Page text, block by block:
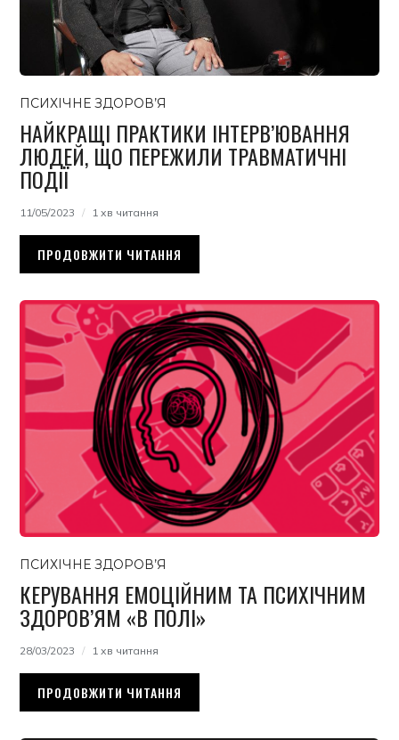
ПСИХІЧНЕ ЗДОРОВ’Я
НАЙКРАЩІ ПРАКТИКИ ІНТЕРВ’ЮВАННЯ
ЛЮДЕЙ, ЩО ПЕРЕЖИЛИ ТРАВМАТИЧНІ
ПОДІЇ
11/05/2023 1 хв читання
ПРОДОВЖИТИ ЧИТАННЯ
ПСИХІЧНЕ ЗДОРОВ’Я
КЕРУВАННЯ ЕМОЦІЙНИМ ТА ПСИХІЧНИМ
ЗДОРОВ’ЯМ «В ПОЛІ»
28/03/2023 1 хв читання
ПРОДОВЖИТИ ЧИТАННЯ